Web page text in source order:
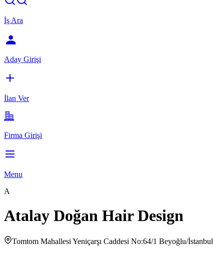
İş Ara
Aday Girişi
İlan Ver
Firma Girişi
Menu
A
Atalay Doğan Hair Design
Tomtom Mahallesi Yeniçarşı Caddesi No:64/1 Beyoğlu/İstanbul